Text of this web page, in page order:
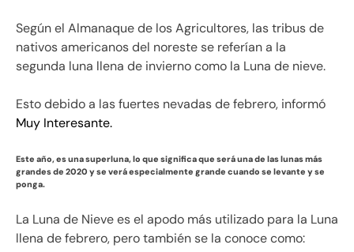
Según el Almanaque de los Agricultores, las tribus de
nativos americanos del noreste se referían a la
segunda luna llena de invierno como la Luna de nieve.
Esto debido a las fuertes nevadas de febrero, informó
Muy Interesante.
Este año, es una superluna, lo que significa que será una de las lunas más
grandes de 2020 y se verá especialmente grande cuando se levante y se
ponga.
La Luna de Nieve es el apodo más utilizado para la Luna
llena de febrero, pero también se la conoce como: